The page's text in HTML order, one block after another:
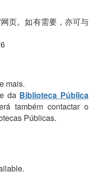
页。如有需要，亦可与
mais.
da Biblioteca Pública
também contactar o
Públicas.